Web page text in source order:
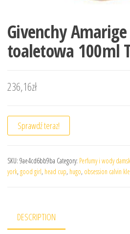
Givenchy
toaletowa 100ml
236,16zł
Sprawdź teraz!
SKU: 9ae4cd6bb9ba Category: Perfumy i wody
york, good girl, head cup, hugo, obsession calvin
DESCRIPTION